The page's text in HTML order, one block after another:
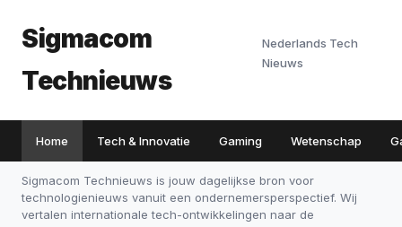
Sigmacom
Technieuws
Nederlands Tech
Nieuws
Home Tech & Innovatie Gaming Wetenschap
Sigmacom Technieuws is jouw dagelijkse bron voor
technologienieuws vanuit een ondernemersperspectief. Wij
vertalen internationale tech-ontwikkelingen naar de